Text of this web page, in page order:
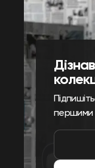
першими